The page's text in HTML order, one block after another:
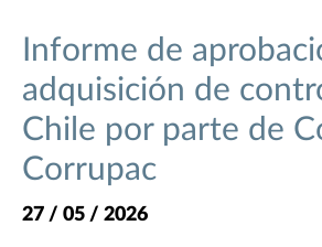
Informe de
adquisición de
Chile por parte de
Corrupac
27 / 05 / 2026